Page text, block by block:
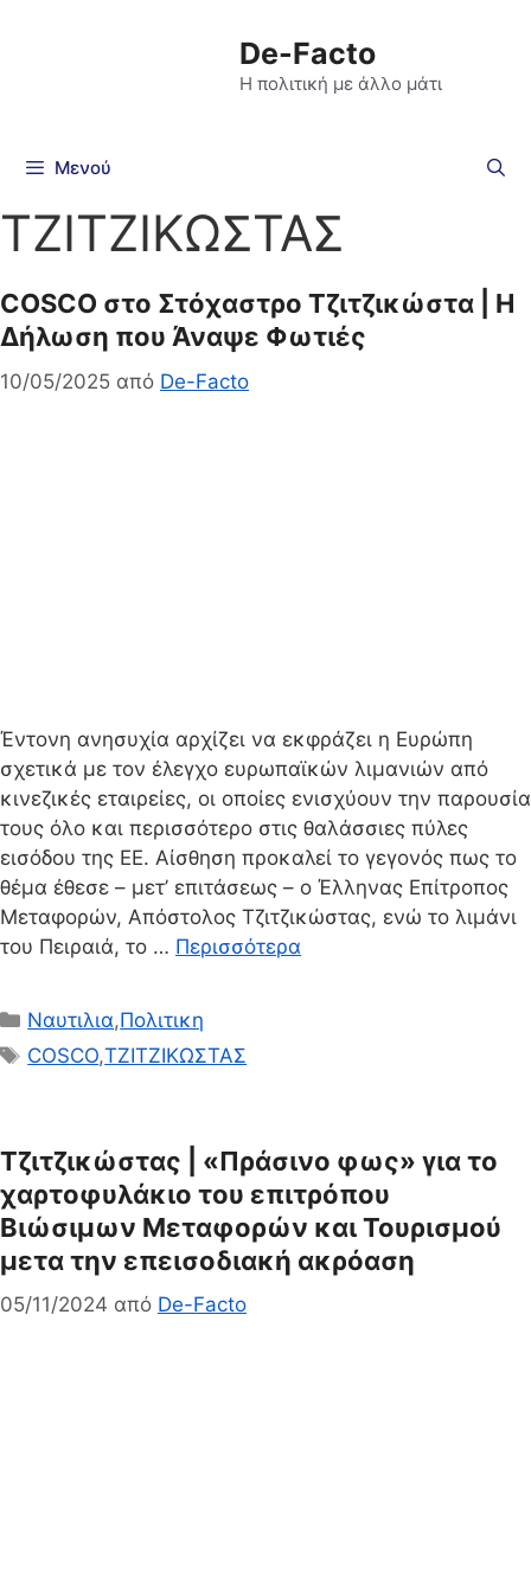
De-Facto
Η πολιτική με άλλο μάτι
Μενού
ΤΖΙΤΖΙΚΩΣΤΑΣ
COSCO στο Στόχαστρο Τζιτζικώστα | Η
Δήλωση που Άναψε Φωτιές
10/05/2025 από De-Facto
Έντονη ανησυχία αρχίζει να εκφράζει η Ευρώπη
σχετικά με τον έλεγχο ευρωπαϊκών λιμανιών από
κινεζικές εταιρείες, οι οποίες ενισχύουν την παρουσία
τους όλο και περισσότερο στις θαλάσσιες πύλες
εισόδου της ΕΕ. Αίσθηση προκαλεί το γεγονός πως το
θέμα έθεσε – μετ’ επιτάσεως – ο Έλληνας Επίτροπος
Μεταφορών, Απόστολος Τζιτζικώστας, ενώ το λιμάνι
του Πειραιά, το … Περισσότερα
Κατηγορίες
Ναυτιλια,Πολιτικη
Ετικέτες
COSCO,ΤΖΙΤΖΙΚΩΣΤΑΣ
Τζιτζικώστας | «Πράσινο φως» για το
χαρτοφυλάκιο του επιτρόπου
Βιώσιμων Μεταφορών και Τουρισμού
μετα την επεισοδιακή ακρόαση
05/11/2024 από De-Facto